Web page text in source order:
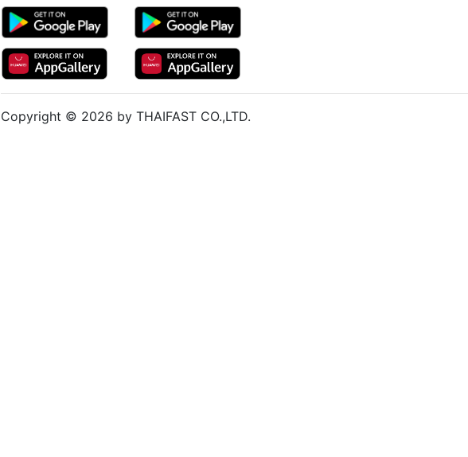
Copyright © 2026 by THAIFAST CO.,LTD.